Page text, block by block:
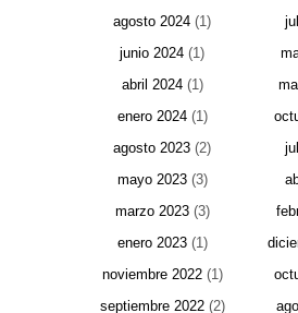
agosto 2024 (1)
junio 2024 (1)
abril 2024(1)
enero 2024(1)
agosto 2023 (2)
mayo 2023(3)
marzo 2023(3)
enero 2023(1)
noviembre 2022(1)
septiembre 2022(2)